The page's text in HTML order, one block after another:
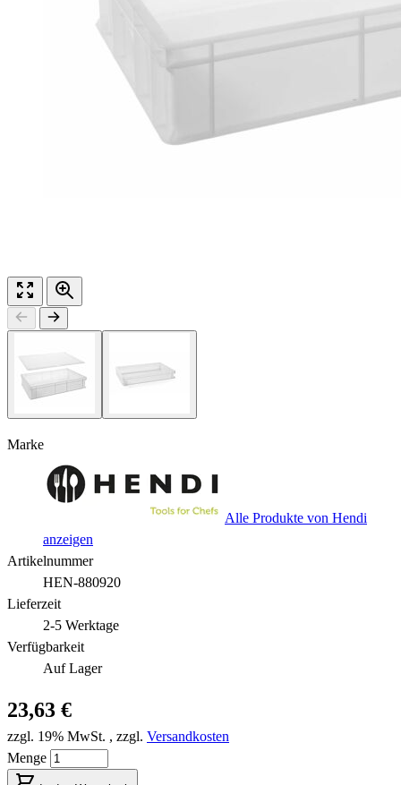
Marke
Alle Produkte von Hendi
anzeigen
Artikelnummer
HEN-880920
Lieferzeit
2-5 Werktage
Verfügbarkeit
Auf Lager
23,63 €
zzgl. 19% MwSt. , zzgl. Versandkosten
Menge